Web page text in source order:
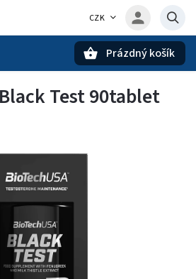
CZK
Prázdný košík
Test 90tablet